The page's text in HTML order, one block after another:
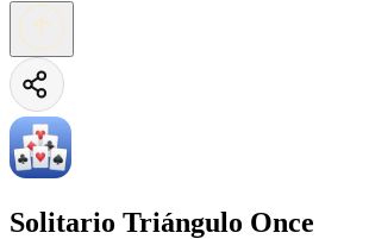
Solitario Triángulo Once